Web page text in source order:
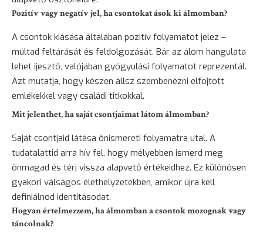
Pozitív vagy negatív jel, ha csontokat ások ki álmomban?
A csontok kiásása általában pozitív folyamatot jelez –
múltad feltárását és feldolgozását. Bár az álom hangulata
lehet ijesztő, valójában gyógyulási folyamatot reprezentál.
Azt mutatja, hogy készen állsz szembenézni elfojtott
emlékekkel vagy családi titkokkal.
Mit jelenthet, ha saját csontjaimat látom álmomban?
Saját csontjaid látása önismereti folyamatra utal. A
tudatalattid arra hív fel, hogy mélyebben ismerd meg
önmagad és térj vissza alapvető értékeidhez. Ez különösen
gyakori válságos élethelyzetekben, amikor újra kell
definiálnod identitásodat.
Hogyan értelmezzem, ha álmomban a csontok mozognak vagy
táncolnak?